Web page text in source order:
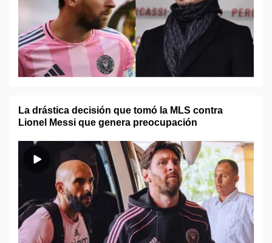
La drástica decisión que tomó la MLS contra
Lionel Messi que genera preocupación